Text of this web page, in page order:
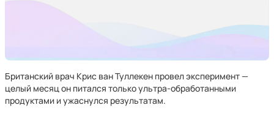
Британский врач Крис ван Туллекен провел эксперимент —
целый месяц он питался только ультра-обработанными
продуктами и ужаснулся результатам.